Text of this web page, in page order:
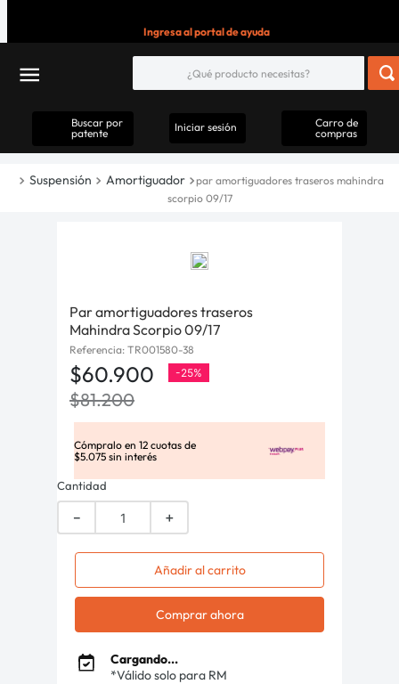
Ingresa al portal de ayuda
Buscar por
patente
Iniciar sesión
Carro de
compras
Suspensión Amortiguador
par amortiguadores traseros mahindra
scorpio 09/17
Par amortiguadores traseros
Mahindra Scorpio 09/17
Referencia: TR001580-38
$60.900 -25%
$81.200
Cómpralo en 12 cuotas de
$5.075 sin interés
Cantidad
＋
－
Añadir al carrito
Comprar ahora
Cargando...
*Válido solo para RM